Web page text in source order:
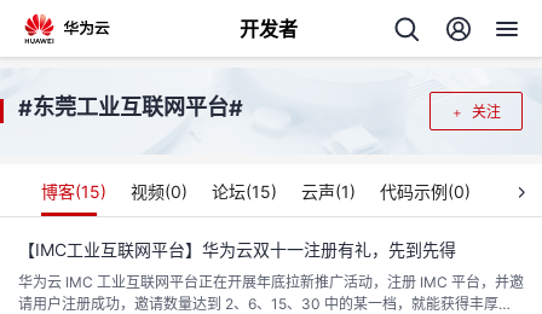
开发者
返
回
个
关注
#东莞工业互联网平台#
博客(15) 视频(0) 论坛(15) 云声(1) 代码示例(0)
【IMC工业互联网平台】华为云双十一注册有礼，先到先得
华为云 IMC 工业互联网平台正在开展年底拉新推广活动，注册 IMC 平台，并邀
请用户注册成功，邀请数量达到 2、6、15、30 中的某一档，就能获得丰厚礼